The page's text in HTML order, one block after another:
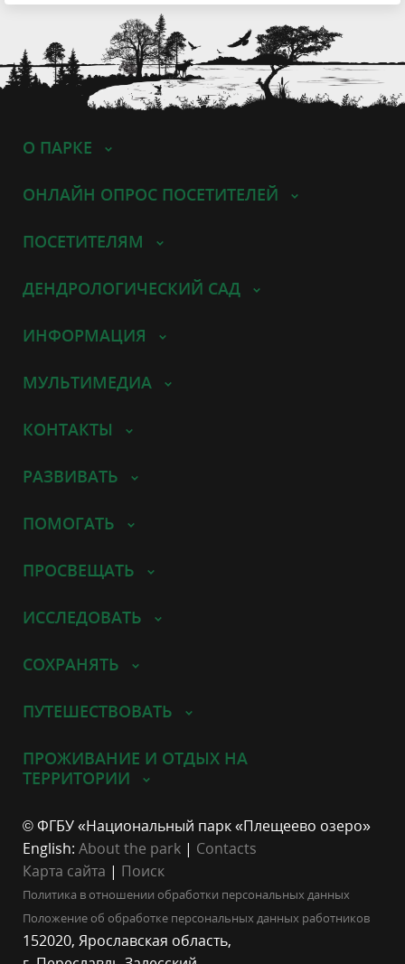
О ПАРКЕ
ОНЛАЙН ОПРОС ПОСЕТИТЕЛЕЙ
ПОСЕТИТЕЛЯМ
ДЕНДРОЛОГИЧЕСКИЙ САД
ИНФОРМАЦИЯ
МУЛЬТИМЕДИА
КОНТАКТЫ
РАЗВИВАТЬ
ПОМОГАТЬ
ПРОСВЕЩАТЬ
ИССЛЕДОВАТЬ
СОХРАНЯТЬ
ПУТЕШЕСТВОВАТЬ
ПРОЖИВАНИЕ И ОТДЫХ НА
ТЕРРИТОРИИ
© ФГБУ «Национальный парк «Плещеево озеро»
English: About the park | Contacts
Карта сайта | Поиск
Политика в отношении обработки персональных данных
Положение об обработке персональных данных работников
152020, Ярославская область,